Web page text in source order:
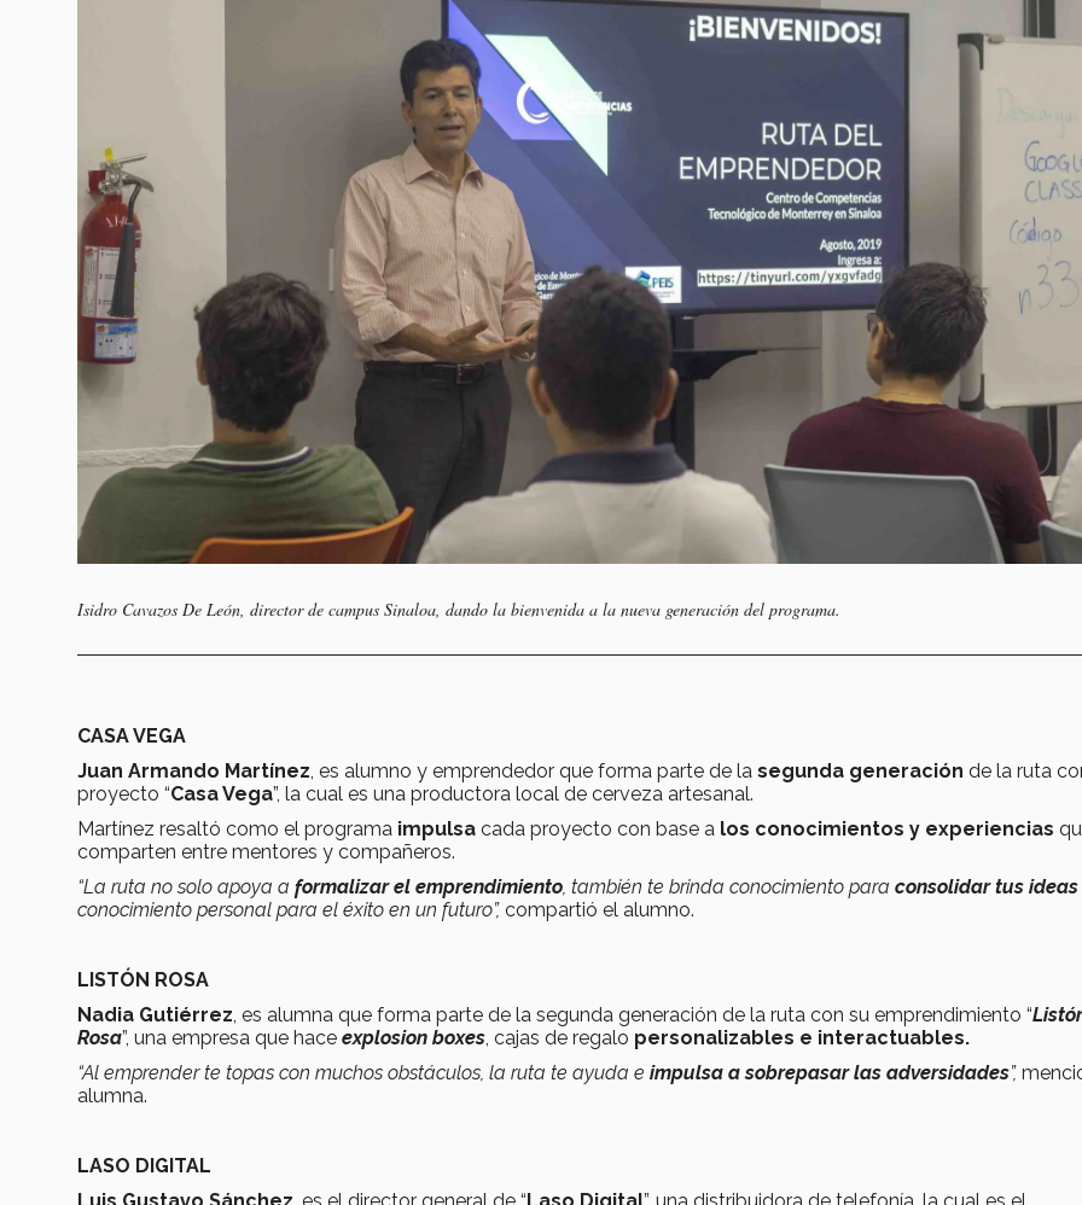
Isidro Cavazos De León, director de campus Sinaloa, dando la bienvenida a la nueva generación del programa.
CASA VEGA
Juan Armando Martínez, es alumno y emprendedor que forma parte de la segunda generación de la ruta
proyecto “Casa Vega”, la cual es una productora local de cerveza artesanal.
Martínez resaltó como el programa impulsa cada proyecto con base a los conocimientos y experiencias
comparten entre mentores y compañeros.
“La ruta no solo apoya a formalizar el emprendimiento, también te brinda conocimiento para consolidar tus ideas
conocimiento personal para el éxito en un futuro”, compartió el alumno.
LISTÓN ROSA
Nadia Gutiérrez, es alumna que forma parte de la segunda generación de la ruta con su emprendimiento “
Rosa”, una empresa que hace explosion boxes, cajas de regalo personalizables e interactuables.
“Al emprender te topas con muchos obstáculos, la ruta te ayuda e impulsa a sobrepasar las adversidades”,
alumna.
LASO DIGITAL